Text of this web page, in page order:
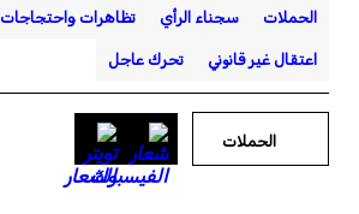
الحملات سجناء الرأي تظاهرات واحتجاجات
اعتقال غير قانوني تحرك عاجل
الحملات